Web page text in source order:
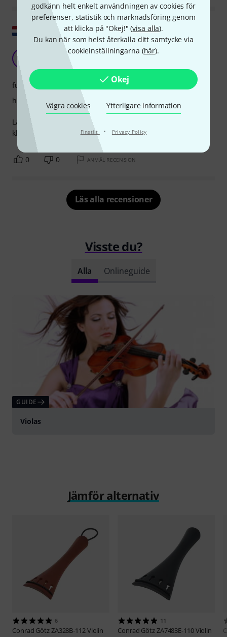
godkänn helt enkelt användningen av cookies för
preferenser, statistik och marknadsföring genom
att klicka på "Okej!" (visa alla).
Du kan när som helst återkalla ditt samtycke via
cookieinställningarna (här).
Okej
Vägra cookies Ytterligare information
Finstilt · Privacy Policy
Visa original
Vackert, kvalitet, bra ljud
Lätt, välutvecklad, attraktiv och enkel att installera. Den är i
klass med dyrare märken.
funktion
hantverkskvalitet
0 0 ANMÄL RECENSION
Läs alla recensioner
Visste du?
Alla Onlineguide
GUIDE
Violas
Jämför alternativ
6
Conrad GötzZA328B-112 Violin
11
Conrad GötzZA7483E-110 Violin